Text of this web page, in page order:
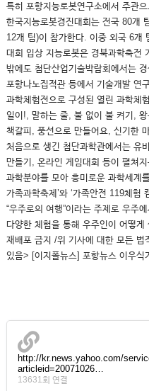
특히 포항지능로봇연구소에서 주관
한국지능로봇경진대회는 전국 80개
12개 팀)이 참가한다. 이중 외국 6개
대회 입상 지능로봇은 경북과학축전
밖에도 첨단산업기술박람회에서는
포항나노집적관 등에서 기술개발 연
과학체험전으로 구성된 열린 과학체
일이!, 말하는 줄, 불 없이 불 켜기,
책갈피, 풍선으로 만들어요, 신기한
처음으로 생긴 첨단과학관에서는 유
만들기, 온라인 게임대회 등이 펼쳐
과학분야를 모아 흥미로운 과학세계
가족과학축제’와 ‘가족안전 119체험
“우주로의 여행”이라는 주제로 우주
다양한 체험을 통해 우주인이 어떻
재배포 금지 /위 기사에 대한 모든 법
있음> [이지폴뉴스] 포항뉴스 이우식
http://kr.news.yahoo.com/
articleid=20071026…
13631회 연결